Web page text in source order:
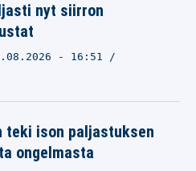
nyt siirron
- 16:51
teki ison paljastuksen
ongelmasta